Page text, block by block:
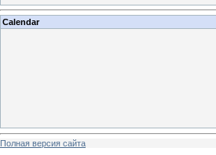
Calendar
Полная версия сайта